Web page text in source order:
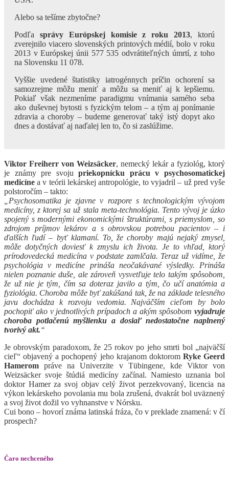
Alebo sa tešíme zbytočne?
Podľa správy Európskej komisie z roku 2013, ktorú
zverejnilo viacero slovenských printových médií, bolo v roku
2013 v Európskej únii 577 535 odvrátiteľných úmrtí, z toho
na Slovensku 11 078.
Vyššie uvedené štatistiky iatrogénnych príčin ochorení sa
samozrejme môžu meniť a môžu sa meniť aj k lepšiemu.
Pokiaľ však nezmeníme paradigmu vnímania samého seba
ako duševnej bytosti s fyzickým telom – a tým aj ponímanie
zdravia a choroby – budeme generovať taký istý dopyt ako
dnes a dostávať aj naďalej len to, čo si zaslúžime.
Viktor Freiherr von Weizsäcker, nemecký lekár a fyziológ, ktorý
je známy pre svoju priekopnícku prácu v psychosomatickej
medicíne a v teórii lekárskej antropológie, to vyjadril – už pred vyše
polstoročím – takto:
„Psychosomatika je zjavne v rozpore s technologickým vývojom
medicíny, z ktorej sa už stala meta-technológia. Tento vývoj je úzko
spojený s modernými ekonomickými štruktúrami, s priemyslom, so
zdrojom príjmov lekárov a s obrovskou potrebou pacientov – i
ďalších ľudí – byť klamaní. To, že choroby majú nejaký zmysel,
môže dotyčných doviesť k zmyslu ich života. Je to vhľad, ktorý
prírodovedecká medicína v podstate zamlčala. Teraz už vidíme, že
psychológia v medicíne prináša neočakávané výsledky. Prináša
nielen poznanie duše, ale zároveň vysvetľuje telo takým spôsobom,
že už nie je tým, čím sa doteraz javilo a tým, čo učí anatómia a
fyziológia. Choroba môže byť zakúšaná tak, že na základe telesného
javu dochádza k rozvoju vedomia. Najväčším cieľom by bolo
pochopiť ako v jednotlivých prípadoch a akým spôsobom vyjadruje
choroba potlačenú myšlienku a dosiaľ nedostatočne naplnený
tvorivý akt.“
Je obrovským paradoxom, že 25 rokov po jeho smrti bol „najväčší
cieľ“ objavený a pochopený jeho krajanom doktorom Ryke Geerd
Hamerom práve na Univerzite v Tübingene, kde Viktor von
Weizsäcker svoje štúdiá medicíny začínal. Namiesto uznania bol
doktor Hamer za svoj objav celý život perzekvovaný, licencia na
výkon lekárskeho povolania mu bola zrušená, dvakrát bol uväznený
a svoj život dožil vo vyhnanstve v Nórsku.
Cui bono – hovorí známa latinská fráza, čo v preklade znamená: v čí
prospech?
Čaro nechceného